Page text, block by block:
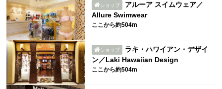
ショップ
アルーア スイムウェア／
Allure Swimwear
ここから約504m
ショップ
ラキ・ハワイアン・デザイ
ン／Laki Hawaiian Design
ここから約504m